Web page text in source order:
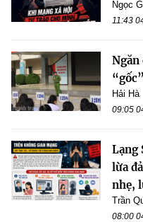
Ngọc
11:43
Ngăn
“gốc”
Hải Hà
09:05
Lạng
lừa
nhẹ,
Trần
08:00